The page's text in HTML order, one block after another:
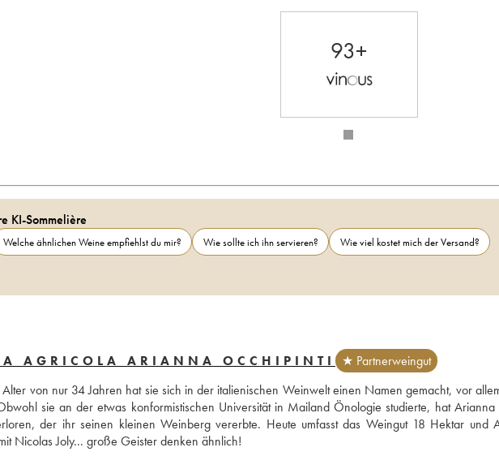
93+
KI-Sommelière
Welche ähnlichen Weine empfiehlst du mir? Wie sollte ich ihn servieren?
Wie viel kostet mich der Versand?
AGRICOLA ARIANNA OCCHIPINTI
★ Partnerweingut
von nur 34 Jahren hat sie sich in der italienischen Weinwelt einen Namen gemacht, vor
sie an der etwas konformistischen Universität in Mailand Önologie studierte, hat Arianna
der ihr seinen kleinen Weinberg vererbte. Heute umfasst das Weingut 18 Hektar und
Nicolas Joly... große Geister denken ähnlich!